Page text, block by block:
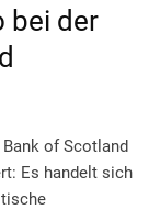
bei der
of Scotland
Es handelt sich